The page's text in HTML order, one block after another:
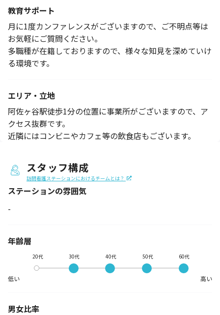
教育サポート
月に1度カンファレンスがございますので、ご不明点等は
お気軽にご質問ください。
多職種が在籍しておりますので、様々な知見を深めていけ
る環境です。
エリア・立地
阿佐ヶ谷駅徒歩1分の位置に事業所がございますので、ア
クセス抜群です。
近隣にはコンビニやカフェ等の飲食店もございます。
スタッフ構成
訪問看護ステーションにおけるチームとは？
ステーションの雰囲気
-
年齢層
低い
20代 30代 40代 50代 60代
高い
男女比率